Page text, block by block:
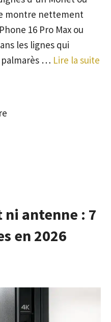
montre nettement
16 Pro Max ou
les lignes qui
palmarès … Lire la suite
ni antenne : 7
en 2026